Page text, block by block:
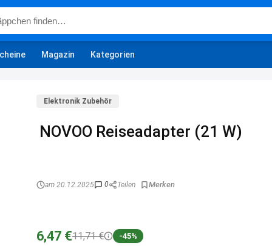
Magazin Kategorien
Elektronik Zubehör
NOVOO Reiseadapter (21 W)
am 20.12.2025 0 Teilen
6,47 €11,71 € -45%